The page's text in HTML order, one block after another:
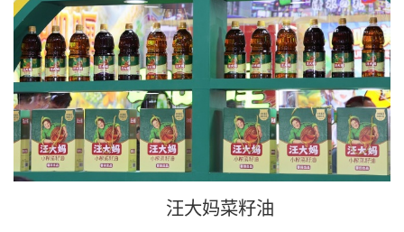
汪大妈菜籽油